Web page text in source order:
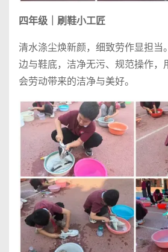
四年级｜刷鞋小工匠
清水涤尘焕新颜，细致劳作显担当
边与鞋底，洁净无污、规范操作，
会劳动带来的洁净与美好。